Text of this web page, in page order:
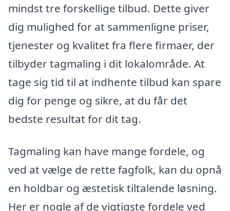
mindst tre forskellige tilbud. Dette giver
dig mulighed for at sammenligne priser,
tjenester og kvalitet fra flere firmaer, der
tilbyder tagmaling i dit lokalområde. At
tage sig tid til at indhente tilbud kan spare
dig for penge og sikre, at du får det
bedste resultat for dit tag.
Tagmaling kan have mange fordele, og
ved at vælge de rette fagfolk, kan du opnå
en holdbar og æstetisk tiltalende løsning.
Her er nogle af de vigtigste fordele ved